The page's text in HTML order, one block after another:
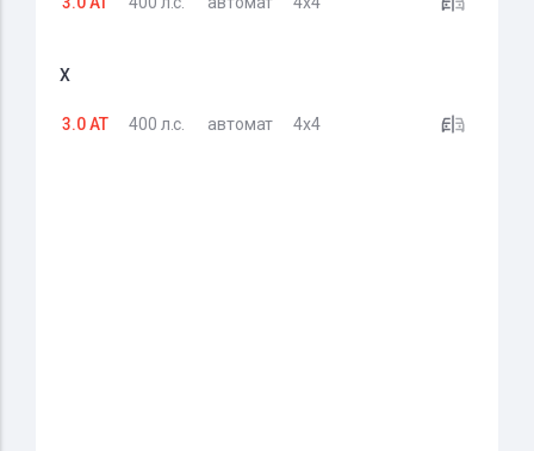
X
3.0 AT 400 л.с. автомат 4x4